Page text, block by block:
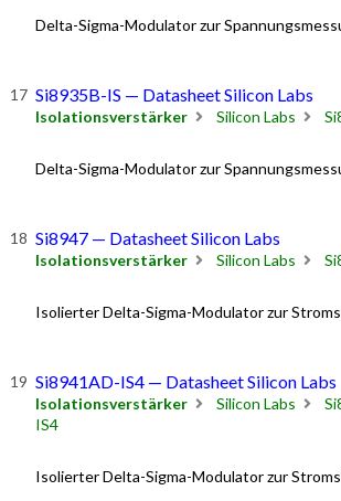
Delta-Sigma-Modulator zur
Si8935B-IS — Datasheet Silicon Labs
Isolationsverstärker Silicon Labs
Delta-Sigma-Modulator zur
Si8947 — Datasheet Silicon Labs
Isolationsverstärker Silicon Labs
Isolierter Delta-Sigma-Modulator zur
Si8941AD-IS4 — Datasheet Silicon Labs
Isolationsverstärker Silicon Labs
IS4
Isolierter Delta-Sigma-Modulator zur